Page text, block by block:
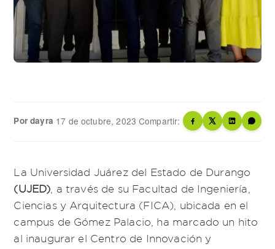
Por dayra·17 de octubre, 2023 Compartir:
La Universidad Juárez del Estado de Durango
(UJED) , a través de su Facultad de Ingeniería,
Ciencias y Arquitectura (FICA), ubicada en el
campus de Gómez Palacio, ha marcado un hito
al inaugurar el Centro de Innovación y